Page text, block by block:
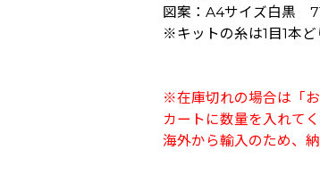
図案：A4サイズ白黒
※キットの糸は1目1本ど
※在庫切れの場合は「お
カートに数量を入れてく
海外から輸入のため、